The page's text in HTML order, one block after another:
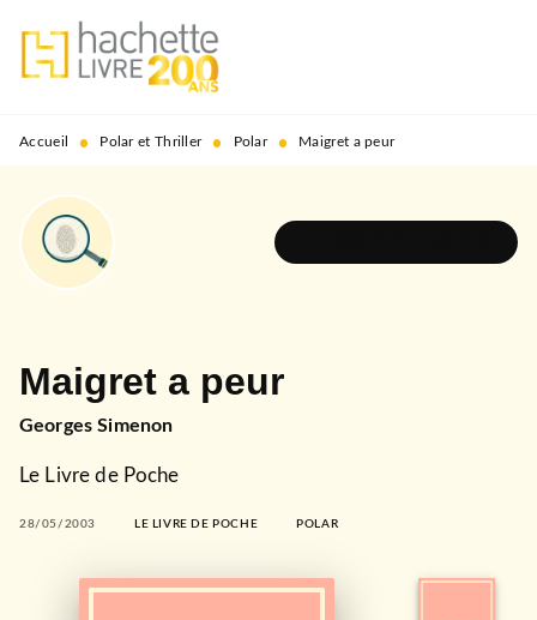
MENU RECHERCHE
PIED DE PAGE
Accueil • Polar et Thriller • Polar • Maigret a peur
Maigret a peur
Georges Simenon
Le Livre de Poche
28/05/2003 LE LIVRE DE POCHE POLAR